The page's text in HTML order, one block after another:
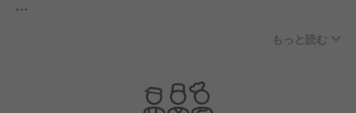
に触れられるレゴ・ファクトリーツアーや、アジア最
ップなどを展開しています。
もっと読む